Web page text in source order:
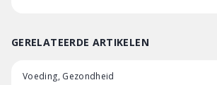
GERELATEERDE ARTIKELEN
Voeding, Gezondheid